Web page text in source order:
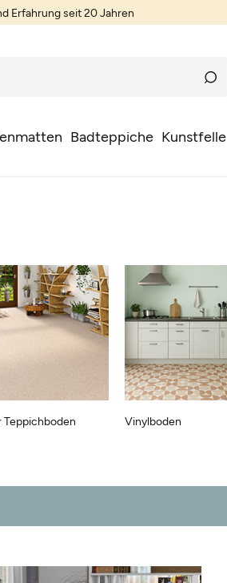
Erfahrung seit 20 Jahren
Badteppiche Kunstfelle
Teppichboden Vinylboden